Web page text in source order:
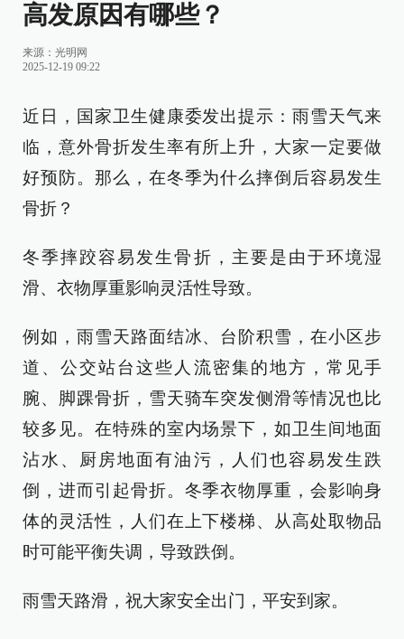
高发原因有哪些？
来源： 光明网
2025-12-19 09:22
近日，国家卫生健康委发出提示：雨雪天气来
临，意外骨折发生率有所上升，大家一定要做
好预防。那么，在冬季为什么摔倒后容易发生
骨折？
冬季摔跤容易发生骨折，主要是由于环境湿
滑、衣物厚重影响灵活性导致。
例如，雨雪天路面结冰、台阶积雪，在小区步
道、公交站台这些人流密集的地方，常见手
腕、脚踝骨折，雪天骑车突发侧滑等情况也比
较多见。在特殊的室内场景下，如卫生间地面
沾水、厨房地面有油污，人们也容易发生跌
倒，进而引起骨折。冬季衣物厚重，会影响身
体的灵活性，人们在上下楼梯、从高处取物品
时可能平衡失调，导致跌倒。
雨雪天路滑，祝大家安全出门，平安到家。